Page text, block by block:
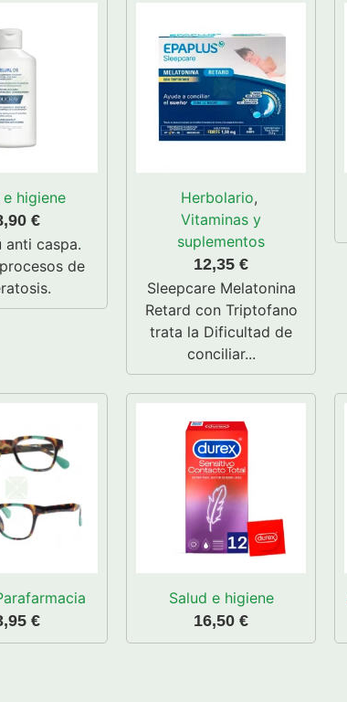
e higiene
€
anti caspa.
de
Herbolario,
Vitaminas y
suplementos
12,35 €
Sleepcare Melatonina
Retard con Triptofano
trata la Dificultad de
conciliar...
€
Salud e higiene
16,50 €